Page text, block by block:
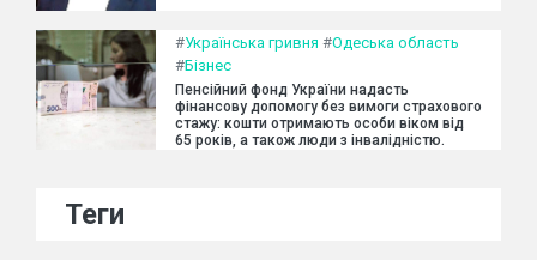
#Українська гривня #Одеська область
#Бізнес
Пенсійний фонд України надасть
фінансову допомогу без вимоги страхового
стажу: кошти отримають особи віком від
65 років, а також люди з інвалідністю.
Теги